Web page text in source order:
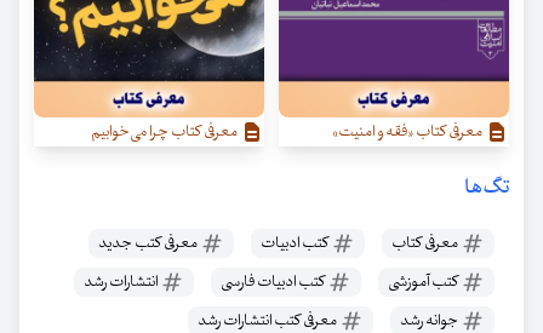
معرفی کتاب «فقه و امنیت» معرفی کتاب چرا می‌خوابیم
تگ‌ها
معرفی کتاب کتب ادبیات
معرفی کتب جدید
کتب آموزشی
کتب ادبیات فارسی
انتشارات رشد
جوانه رشد
معرفی کتب انتشارات رشد